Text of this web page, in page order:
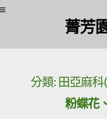
Skip to navigation菁芳
分類: 田亞麻科
粉蝶花